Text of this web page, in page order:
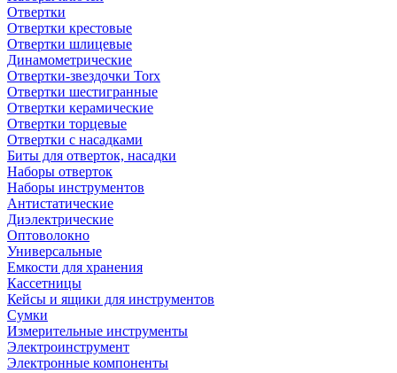
Отвертки
Отвертки крестовые
Отвертки шлицевые
Динамометрические
Отвертки-звездочки Torx
Отвертки шестигранные
Отвертки керамические
Отвертки торцевые
Отвертки с насадками
Биты для отверток, насадки
Наборы отверток
Наборы инструментов
Антистатические
Диэлектрические
Оптоволокно
Универсальные
Емкости для хранения
Кассетницы
Кейсы и ящики для инструментов
Сумки
Измерительные инструменты
Электроинструмент
Электронные компоненты